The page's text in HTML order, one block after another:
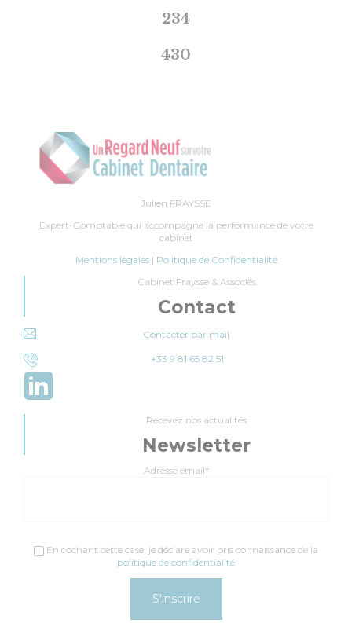
234
430
Julien FRAYSSE
Expert-Comptable qui accompagne la performance de votre
cabinet
Mentions légales| Politique de Confidentialité
Cabinet Fraysse & Associés
Contact
Contacter par mail
+33 9 81 65 82 51
Recevez nos actualités
Newsletter
Adresse email*
En cochant cette case, je déclare avoir pris connaissance de la
politique de confidentialité